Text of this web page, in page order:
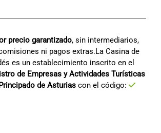
precio garantizado, sin intermediarios,
ni pagos extras.La Casina de
es un establecimiento inscrito en el
de Empresas y Actividades Turísticas
de Asturias con el código: